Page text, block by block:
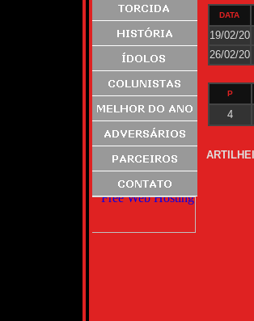
DATA
19/02/20
26/02/20
P
4